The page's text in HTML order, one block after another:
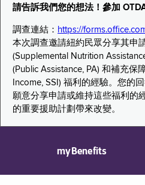
請告訴我們您的想法！參加
調查連結： https://
本次調查邀請紐約民眾分享其申
(Supplemental Nutrition
(Public Assistance, PA) 和補充保
Income, SSI) 福利的經驗。您的
願意分享申請或維持這些福利的
的重要援助計劃帶來改變。
myBenefits